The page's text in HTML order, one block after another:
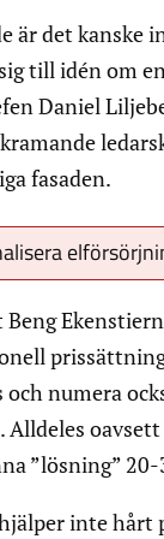
är det kanske
till idén om
Daniel
fasaden.
Beng
numera
Alldeles
”lösning”
inte hårt